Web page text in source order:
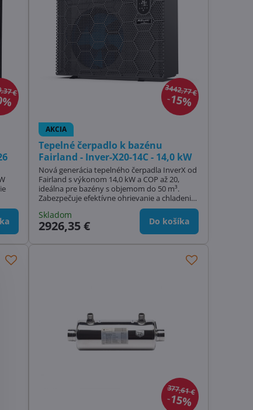
€
s
3442,77 €
15%
AKCIA
Tepelné čerpadlo k bazénu
Fairland - Inver-X20-14C - 14,0 kW
Nová generácia tepelného čerpadla InverX od
Fairland s výkonom 14,0 kW a COP až 20,
ideálna pre bazény s objemom do 50 m³.
Zabezpečuje efektívne ohrievanie a chladenie
vody. Vďaka trom inteligentným režimom
zaručuje nízku spotrebu energie a tichú
prevádzku. Teraz s 20% zľavou!
Skladom
2926,35 € Do košíka
377,61 €
15%